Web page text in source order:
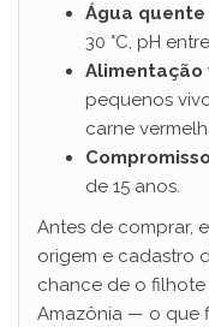
Água
30 °C, pH
Alimentação
pequenos
carne
de 15 anos.
Antes de comprar,
origem e cadastro
chance de o
Amazônia — o que